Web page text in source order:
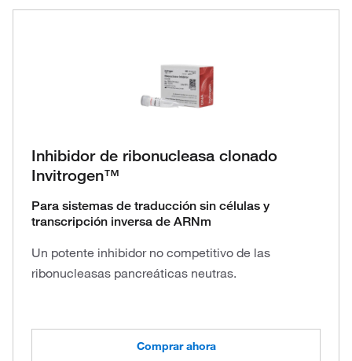
Inhibidor de ribonucleasa clonado
Invitrogen™
Para sistemas de traducción sin células y
transcripción inversa de ARNm
Un potente inhibidor no competitivo de las
ribonucleasas pancreáticas neutras.
Comprar ahora